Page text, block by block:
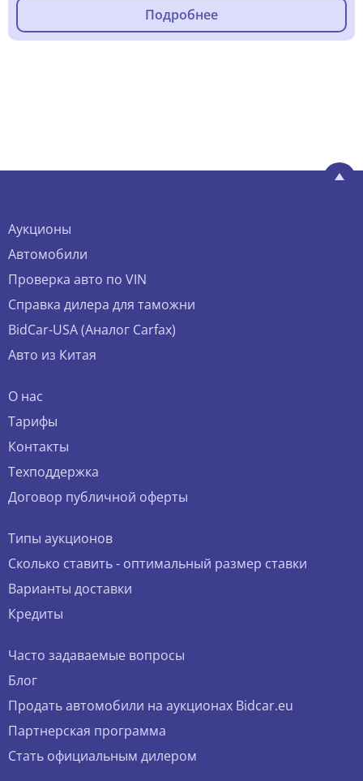
Подробнее
Аукционы
Автомобили
Проверка авто по VIN
Справка дилера для таможни
BidCar-USA (Аналог Carfax)
Авто из Китая
О нас
Тарифы
Контакты
Техподдержка
Договор публичной оферты
Типы аукционов
Сколько ставить - оптимальный размер ставки
Варианты доставки
Кредиты
Часто задаваемые вопросы
Блог
Продать автомобили на аукционах Bidcar.eu
Партнерская программа
Стать официальным дилером